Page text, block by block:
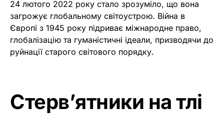
24 лютого 2022 року стало зрозуміло, що вона
загрожує глобальному світоустрою. Війна в
Європі з 1945 року підриває міжнародне право,
глобалізацію та гуманістичні ідеали, призводячи до
руйнації старого світового порядку.
Стерв’ятники на тлі